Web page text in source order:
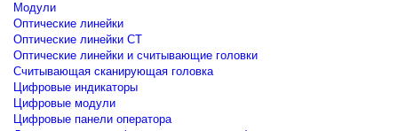
Модули
Оптические линейки
Оптические линейки CT
Оптические линейки и считывающие головки
Считывающая сканирующая головка
Цифровые индикаторы
Цифровые модули
Цифровые панели оператора